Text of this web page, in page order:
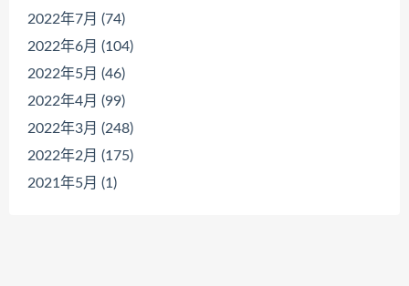
2022年7月 (74)
2022年6月 (104)
2022年5月 (46)
2022年4月 (99)
2022年3月 (248)
2022年2月 (175)
2021年5月 (1)